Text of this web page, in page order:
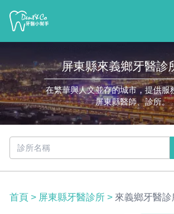
屏東縣來義鄉牙醫診
在繁華與人文並存的城市，提供服
屏東縣醫師、診所。
首頁 > 屏東縣牙醫診所 > 來義鄉牙醫診